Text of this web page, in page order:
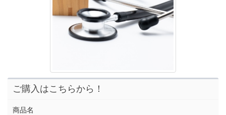
ご購入はこちらから！
商品名